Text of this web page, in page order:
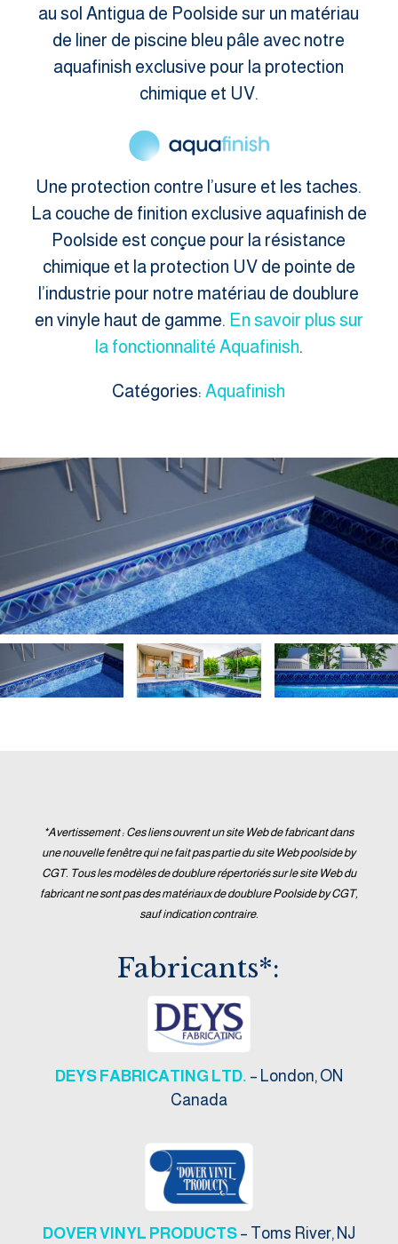
au sol Antigua de Poolside sur un matériau
de liner de piscine bleu pâle avec notre
aquafinish exclusive pour la protection
chimique et UV.
Une protection contre l’usure et les taches.
La couche de finition exclusive aquafinish de
Poolside est conçue pour la résistance
chimique et la protection UV de pointe de
l’industrie pour notre matériau de doublure
en vinyle haut de gamme. En savoir plus sur
la fonctionnalité Aquafinish.
Catégories:Aquafinish
*Avertissement : Ces liens ouvrent un site Web de fabricant dans
une nouvelle fenêtre qui ne fait pas partie du site Web poolside by
CGT. Tous les modèles de doublure répertoriés sur le site Web du
fabricant ne sont pas des matériaux de doublure Poolside by CGT,
sauf indication contraire.
Fabricants*:
DEYS FABRICATING LTD. – London, ON
Canada
DOVER VINYL PRODUCTS– Toms River, NJ